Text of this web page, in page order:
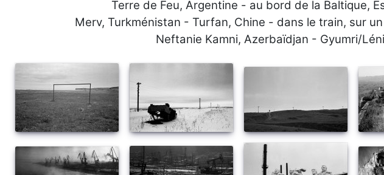
Terre de Feu, Argentine - au bord de la Baltique,
Merv, Turkménistan - Turfan, Chine - dans le train, sur
Neftanie Kamni, Azerbaïdjan - Gyumri/